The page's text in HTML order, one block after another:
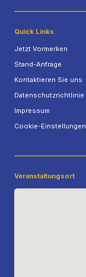
Quick Links
Jetzt Vormerken
Stand-Anfrage
Kontaktieren Sie uns
Datenschutzrichtlinie
Impressum
Cookie-Einstellungen
Veranstaltungsort